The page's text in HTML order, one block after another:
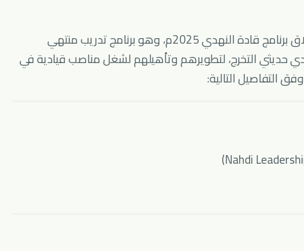
تعلن شركة النهدي الطبية عن إطلاق برنامج قادة النهدي 2025م، وهو برنامج تدريب منتهي
حديثي التخرج، لتطويرهم وتأهيلهم لشغل مناصب قيادية في
التفاصيل التالية: